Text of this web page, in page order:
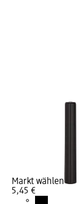
Markt wählen
5,45 €